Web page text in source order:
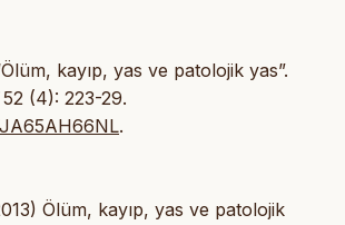
kayıp, yas ve patolojik yas”.
(4): 223-29.
.
Ölüm, kayıp, yas ve patolojik